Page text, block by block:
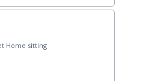
Home sitting